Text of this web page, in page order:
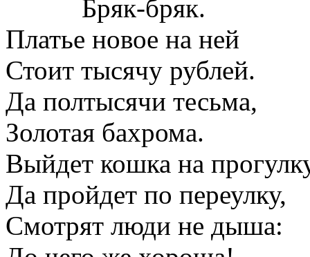
Бряк-бряк.
Платье новое на ней
Стоит тысячу рублей.
Да полтысячи тесьма,
Золотая бахрома.
Выйдет кошка на
Да пройдет по переулку,
Смотрят люди не дыша: